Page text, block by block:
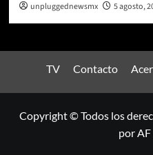
unpluggednewsmx 5 agosto,
TV Contacto
Copyright © Todos los
por